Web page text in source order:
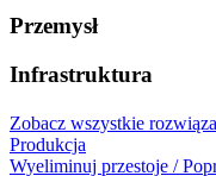
Przemysł
Infrastruktura
Zobacz wszystkie
Produkcja
Wyeliminuj przestoje /